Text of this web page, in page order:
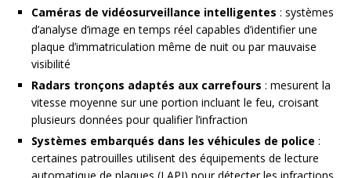
Caméras de vidéosurveillance intelligentes : systèmes
d’analyse d’image en temps réel capables d’identifier une
plaque d’immatriculation même de nuit ou par mauvaise
visibilité
Radars tronçons adaptés aux carrefours : mesurent la
vitesse moyenne sur une portion incluant le feu, croisant
plusieurs données pour qualifier l’infraction
Systèmes embarqués dans les véhicules de police :
certaines patrouilles utilisent des équipements de lecture